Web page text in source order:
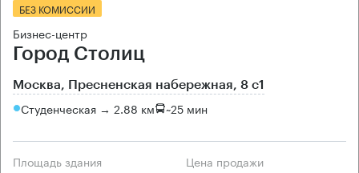
БЕЗ КОМИССИИ
Бизнес-центр
Город Столиц
Москва, Пресненская набережная, 8 с1
Студенческая → 2.88 км ~25 мин
Площадь здания Цена продажи